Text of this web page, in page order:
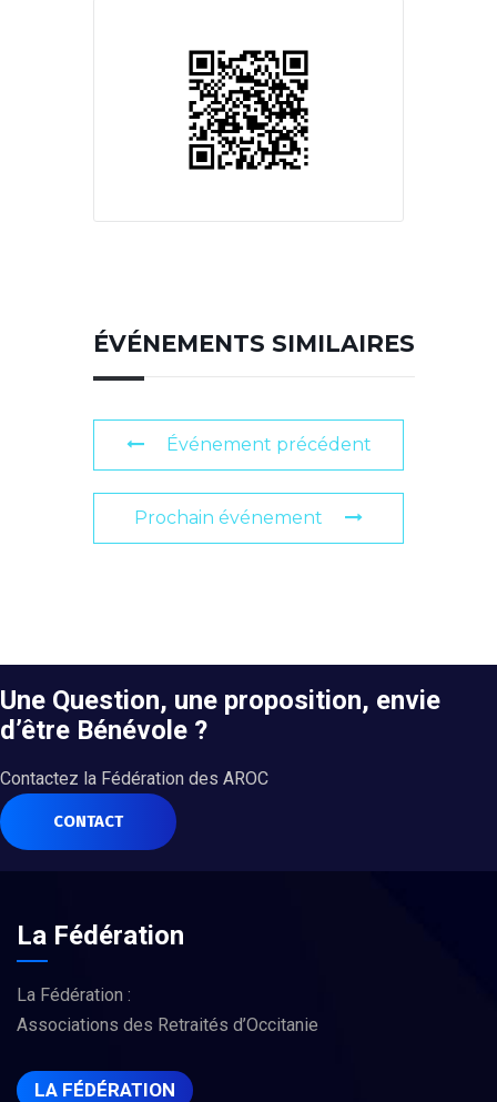
ÉVÉNEMENTS SIMILAIRES
Événement précédent
Prochain événement
Une Question, une proposition, envie
d’être Bénévole ?
Contactez la Fédération des AROC
CONTACT
La Fédération
La Fédération :
Associations des Retraités d’Occitanie
LA FÉDÉRATION